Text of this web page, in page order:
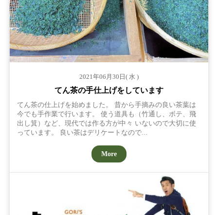
2021年06月30日( 水 )
てん茶の手仕上げをしています
てん茶の仕上げを始めました。 昔から手摘みの良い茶葉は
今でも手作業で行います。 使う道具も（竹通し、ボテ、飛
出し箕）など、現代では作る方が中々 いないので大切に使
っています。 良い茶はデリケートなので...
More